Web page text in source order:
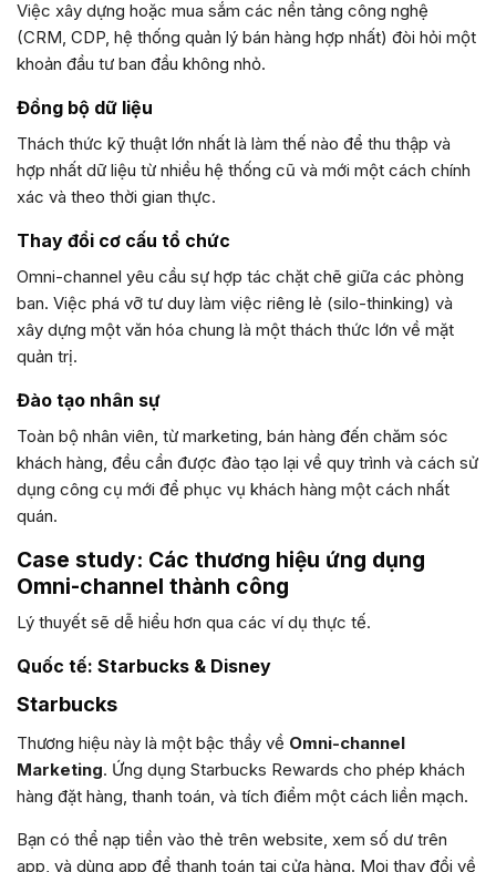
Việc xây dựng hoặc mua sắm các nền tảng công nghệ
(CRM, CDP, hệ thống quản lý bán hàng hợp nhất) đòi hỏi một
khoản đầu tư ban đầu không nhỏ.
Đồng bộ dữ liệu
Thách thức kỹ thuật lớn nhất là làm thế nào để thu thập và
hợp nhất dữ liệu từ nhiều hệ thống cũ và mới một cách chính
xác và theo thời gian thực.
Thay đổi cơ cấu tổ chức
Omni-channel yêu cầu sự hợp tác chặt chẽ giữa các phòng
ban. Việc phá vỡ tư duy làm việc riêng lẻ (silo-thinking) và
xây dựng một văn hóa chung là một thách thức lớn về mặt
quản trị.
Đào tạo nhân sự
Toàn bộ nhân viên, từ marketing, bán hàng đến chăm sóc
khách hàng, đều cần được đào tạo lại về quy trình và cách sử
dụng công cụ mới để phục vụ khách hàng một cách nhất
quán.
Case study: Các thương hiệu ứng dụng
Omni-channel thành công
Lý thuyết sẽ dễ hiểu hơn qua các ví dụ thực tế.
Quốc tế: Starbucks & Disney
Starbucks
Thương hiệu này là một bậc thầy về Omni-channel
Marketing. Ứng dụng Starbucks Rewards cho phép khách
hàng đặt hàng, thanh toán, và tích điểm một cách liền mạch.
Bạn có thể nạp tiền vào thẻ trên website, xem số dư trên
app, và dùng app để thanh toán tại cửa hàng. Mọi thay đổi về